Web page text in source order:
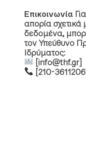
Επικοινωνία
απορία
δεδομένα,
τον Υπεύθυνο
Ιδρύματος:
[info@thf.gr]
[210-